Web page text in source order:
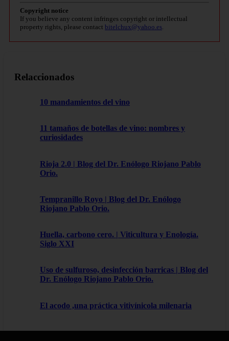
Copyright notice
If you believe any content infringes copyright or intellectual
property rights, please contact bitelchux@yahoo.es
Relaccionados
10 mandamientos del vino
11 tamaños de botellas de vino: nombres y
curiosidades
Rioja 2.0 | Blog del Dr. Enólogo Riojano Pablo
Orio.
Tempranillo Royo | Blog del Dr. Enólogo
Riojano Pablo Orio.
Huella, carbono cero. | Viticultura y Enología.
Siglo XXI
Uso de sulfuroso, desinfección barricas | Blog del
Dr. Enólogo Riojano Pablo Orio.
El acodo ,una práctica vitivínicola milenaria